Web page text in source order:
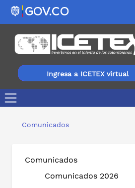
Ingresa a ICETEX virtual
Comunicados
Comunicados
Comunicados 2026